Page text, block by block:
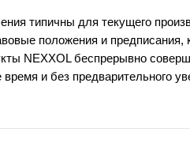
типичны для текущего
положения и
NEXXOL беспрерывно
и без предварительного